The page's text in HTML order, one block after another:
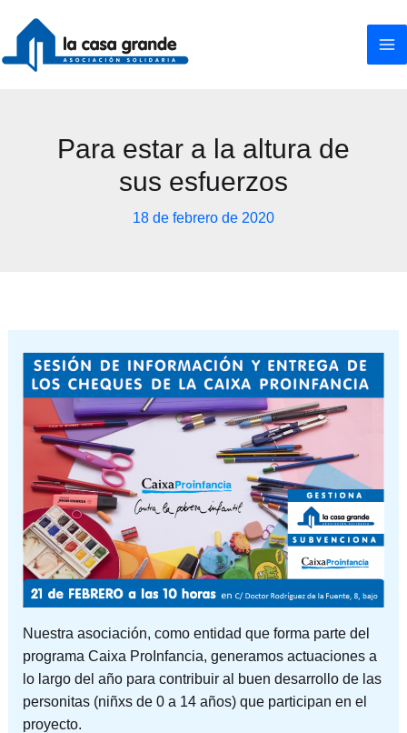
contenido
Para estar a la altura de
sus esfuerzos
18 de febrero de 2020
Nuestra asociación, como entidad que forma parte del
programa Caixa ProInfancia, generamos actuaciones a
lo largo del año para contribuir al buen desarrollo de las
personitas (niñxs de 0 a 14 años) que participan en el
proyecto.